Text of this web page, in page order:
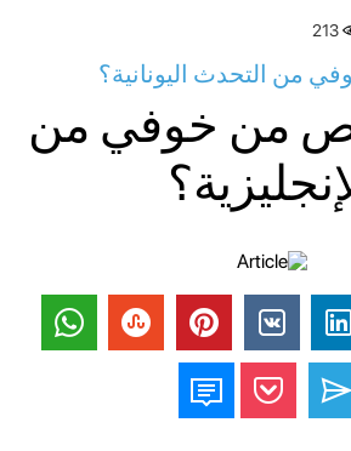
213
من التحدث اليونانية؟
من خوفي من